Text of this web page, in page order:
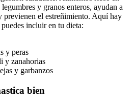
y granos enteros, ayudan a
previenen el estreñimiento. Aquí hay
incluir en tu dieta:
y peras
y zanahorias
y garbanzos
bien